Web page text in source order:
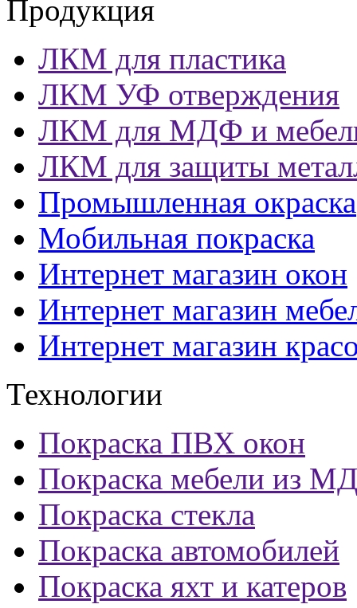
Продукция
ЛКМ для пластика
ЛКМ УФ отверждения
ЛКМ для МДФ и
ЛКМ для защиты
Промышленная окраска
Мобильная покраска
Интернет магазин окон
Интернет магазин
Интернет магазин
Технологии
Покраска ПВХ окон
Покраска мебели из
Покраска стекла
Покраска автомобилей
Покраска яхт и катеров